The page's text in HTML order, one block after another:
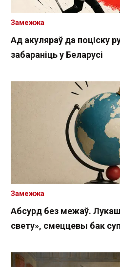
Ад акуляраў да поціску
забараніць у Беларусі
Замежжа
Абсурд без межаў.
свету», смеццевы бак
Замежжа